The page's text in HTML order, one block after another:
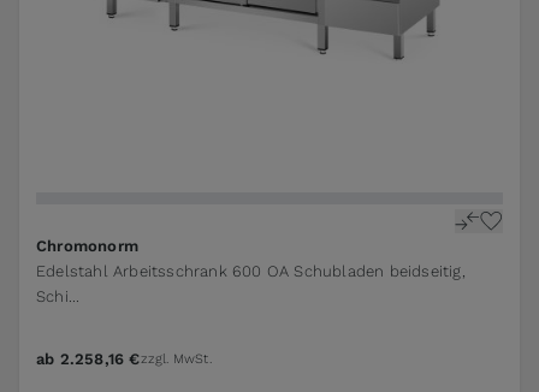
Chromonorm
Edelstahl Arbeitsschrank 600 OA Schubladen beidseitig,
Schi...
The price depends on the options chosen on the
ab 2.258,16 €zzgl. MwSt.